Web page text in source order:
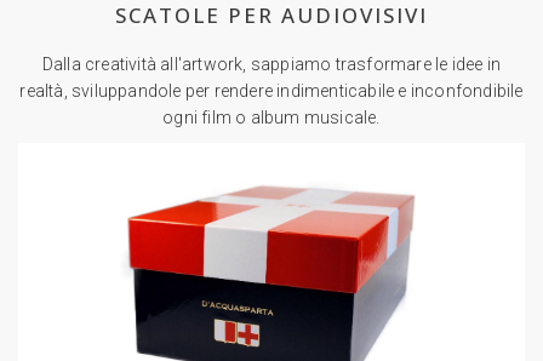
SCATOLE PER AUDIOVISIVI
Dalla creatività all'artwork, sappiamo trasformare le idee in
realtà, sviluppandole per rendere indimenticabile e inconfondibile
ogni film o album musicale.